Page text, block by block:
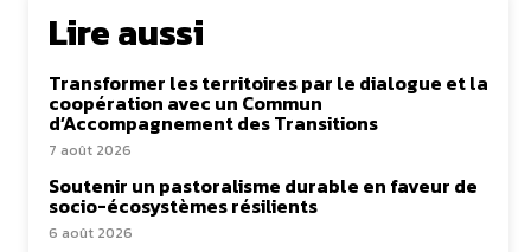
Lire aussi
Transformer les territoires par le dialogue et la
coopération avec un Commun
d’Accompagnement des Transitions
7 août 2026
Soutenir un pastoralisme durable en faveur de
socio-écosystèmes résilients
6 août 2026